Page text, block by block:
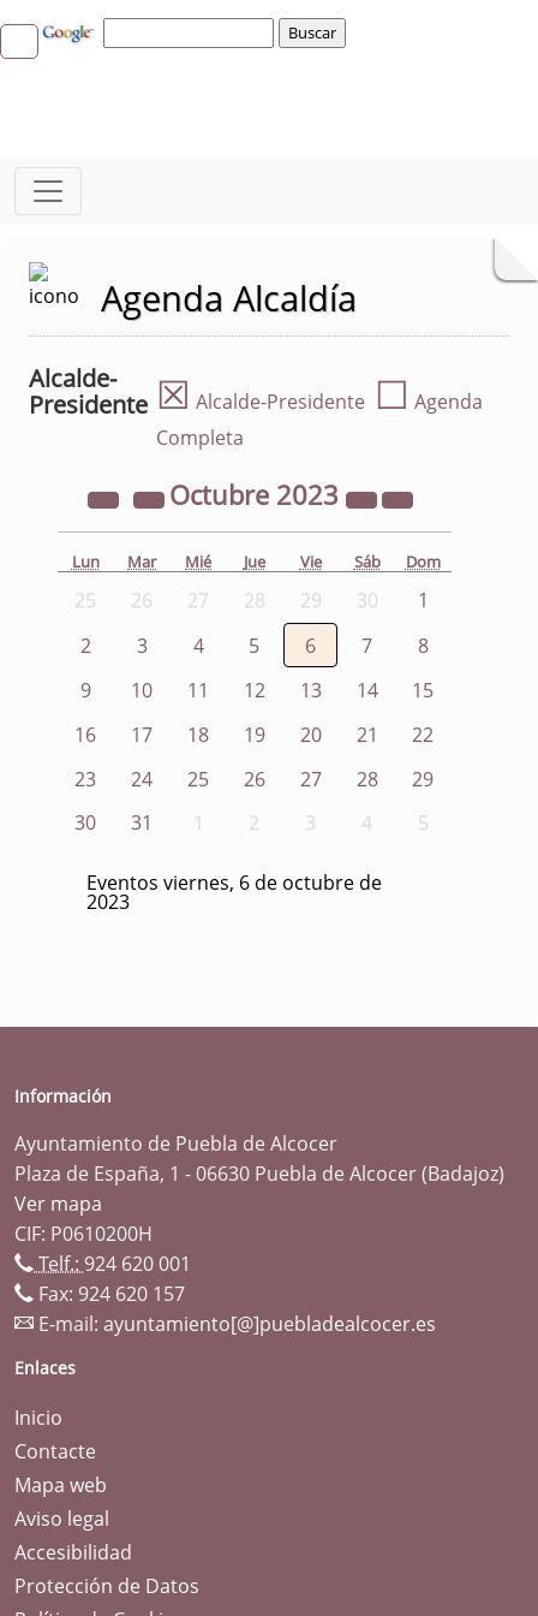
Agenda Alcaldía
Alcalde-
Presidente ☒ Alcalde-Presidente ☐ Agenda
Completa
Octubre 2023
Lun Mar Mié Jue Vie Sáb Dom
25 26 27 28 29 30
1
2
3 4 5 6 7
8
9
10 11 12 13 14
15
16
17 18 19 20 21
22
23
24 25 26 27 28
29
30
31 1 2 3 4 5
Eventos viernes, 6 de octubre de
2023
Información
Ayuntamiento de Puebla de Alcocer
Plaza de España, 1 - 06630 Puebla de Alcocer (Badajoz)
Ver mapa
CIF: P0610200H
Telf.: 924 620 001
Fax: 924 620 157
E-mail: ayuntamiento[@]puebladealcocer.es
Enlaces
Inicio
Contacte
Mapa web
Aviso legal
Accesibilidad
Protección de Datos